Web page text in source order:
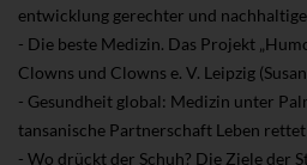
entwicklung gerechter und
- Die beste Medizin. Das Projekt
Clowns und Clowns e. V. Leipzig
- Gesundheit global: Medizin unter
tansanische Partnerschaft Leben
- Wo drückt der Schuh? Die Ziele der